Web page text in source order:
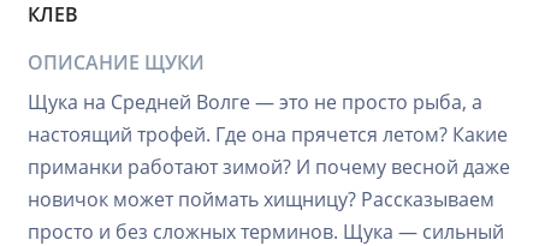
КЛЕВ
ОПИСАНИЕ ЩУКИ
Щука на Средней Волге — это не просто рыба, а
настоящий трофей. Где она прячется летом? Какие
приманки работают зимой? И почему весной даже
новичок может поймать хищницу? Рассказываем
просто и без сложных терминов. Щука — сильный